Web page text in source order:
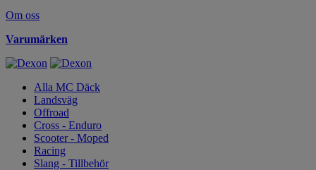
Om oss
Varumärken
Alla MC Däck
Landsväg
Offroad
Cross - Enduro
Scooter - Moped
Racing
Slang - Tillbehör